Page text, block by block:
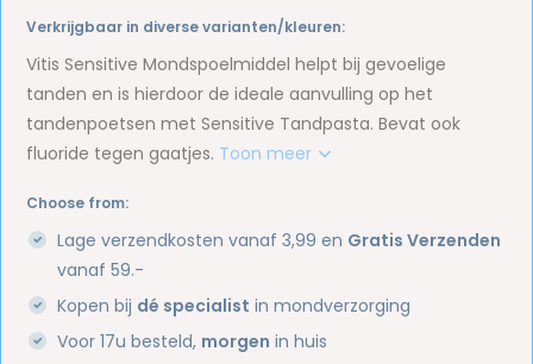
Verkrijgbaar in diverse varianten/kleuren:
Vitis Sensitive Mondspoelmiddel helpt bij gevoelige
tanden en is hierdoor de ideale aanvulling op het
tandenpoetsen met Sensitive Tandpasta. Bevat ook
fluoride tegen gaatjes. Toon meer
Choose from:
Lage verzendkosten vanaf 3,99 en Gratis Verzenden
vanaf 59.-
Kopen bij dé specialist in mondverzorging
Voor 17u besteld, morgen in huis